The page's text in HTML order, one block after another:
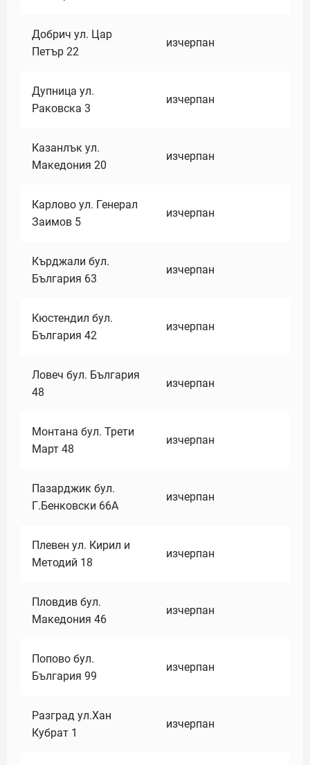
Добрич ул. Цар
Петър 22
изчерпан
Дупница ул.
Раковска 3
изчерпан
Казанлък ул.
Македония 20
изчерпан
Карлово ул. Генерал
Заимов 5
изчерпан
Кърджали бул.
България 63
изчерпан
Кюстендил бул.
България 42
изчерпан
Ловеч бул. България
48
изчерпан
Монтана бул. Трети
Март 48
изчерпан
Пазарджик бул.
Г.Бенковски 66А
изчерпан
Плевен ул. Кирил и
Методий 18
изчерпан
Пловдив бул.
Македония 46
изчерпан
Попово бул.
България 99
изчерпан
Разград ул.Хан
Кубрат 1
изчерпан